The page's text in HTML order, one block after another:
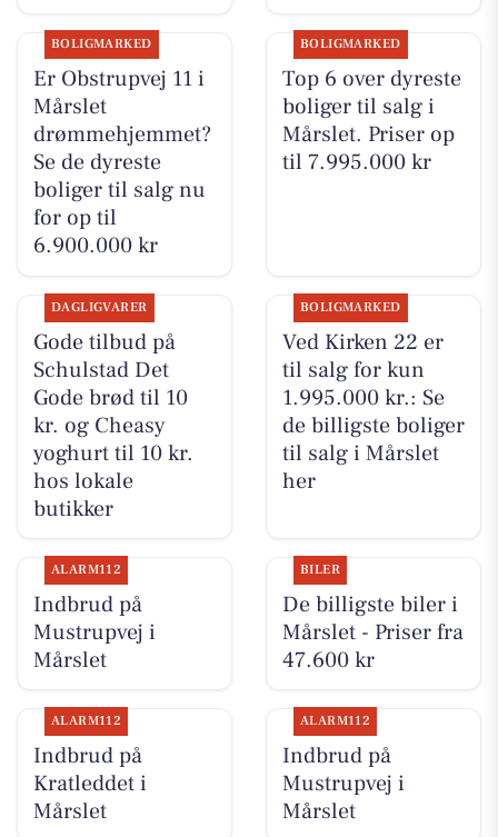
BOLIGMARKED
Er Obstrupvej 11 i
Mårslet
drømmehjemmet?
Se de dyreste
boliger til salg nu
for op til
6.900.000 kr
BOLIGMARKED
Top 6 over dyreste
boliger til salg i
Mårslet. Priser op
til 7.995.000 kr
DAGLIGVARER
Gode tilbud på
Schulstad Det
Gode brød til 10
kr. og Cheasy
yoghurt til 10 kr.
hos lokale
butikker
BOLIGMARKED
Ved Kirken 22 er
til salg for kun
1.995.000 kr.: Se
de billigste boliger
til salg i Mårslet
her
ALARM112
Indbrud på
Mustrupvej i
Mårslet
BILER
De billigste biler i
Mårslet - Priser fra
47.600 kr
ALARM112
Indbrud på
Kratleddet i
Mårslet
ALARM112
Indbrud på
Mustrupvej i
Mårslet